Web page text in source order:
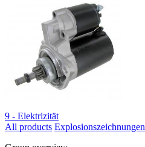
9 - Elektrizität
All products Explosionszeichnungen